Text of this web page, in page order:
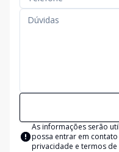
As informações serão
possa entrar em
privacidade e termos de